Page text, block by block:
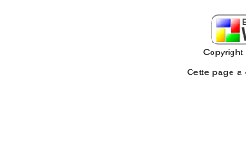
Cette page a